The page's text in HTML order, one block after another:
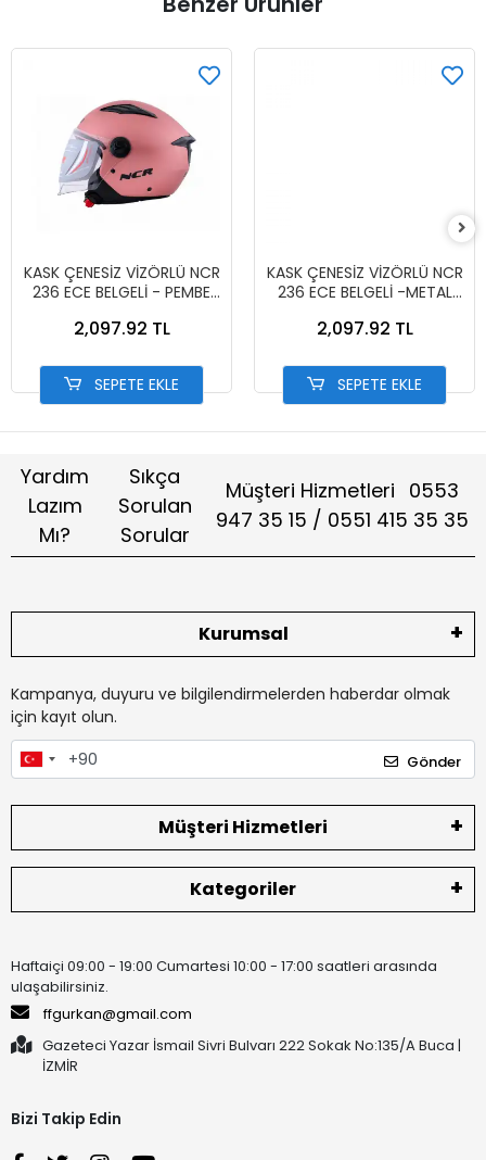
KASK ÇENESİZ VİZÖRLÜ NCR
236 ECE BELGELİ - PEMBE
2,097.92 TL
SEPETE EKLE
KASK ÇENESİZ VİZÖRLÜ NCR
236 ECE BELGELİ -METAL
2,097.92 TL
SEPETE EKLE
Yardım
Lazım
Mı?
Sıkça
Sorulan
Sorular
Müşteri Hizmetleri 0553
947 35 15 / 0551 415 35 35
Kurumsal
Kampanya, duyuru ve bilgilendirmelerden haberdar olmak
için kayıt olun.
Gönder
Müşteri Hizmetleri
Kategoriler
Haftaiçi 09:00 - 19:00 Cumartesi 10:00 - 17:00 saatleri arasında
ulaşabilirsiniz.
ffgurkan@gmail.com
Gazeteci Yazar İsmail Sivri Bulvarı 222 Sokak No:135/A Buca |
İZMİR
Bizi Takip Edin